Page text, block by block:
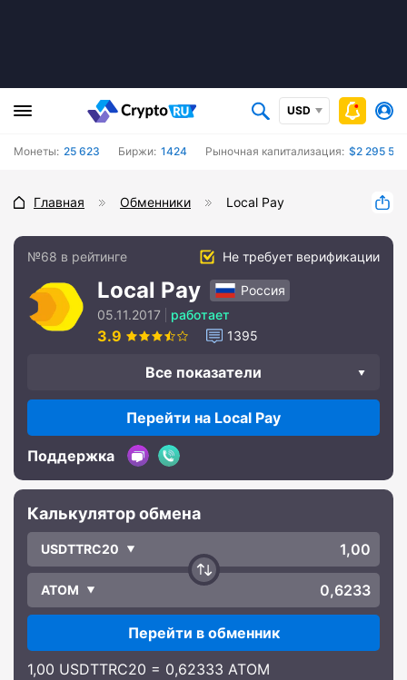
USD
Монеты: 25 623 Биржи: 1424 Рыночная капитализация: $2 295
Главная Обменники Local Pay
№68 в рейтинге Не требует верификации
Local Pay
Россия
05.11.2017
работает
3.9 1395
Все показатели
Перейти на Local Pay
Поддержка
Калькулятор обмена
USDTTRC20
ATOM
Перейти в обменник
1,00 USDTTRC20 = 0,62333 ATOM